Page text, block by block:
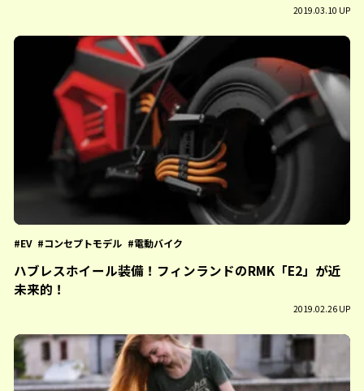
2019.03.10 UP
EV コンセプトモデル 電動バイク
ハブレスホイール装備！フィンランドのRMK「E2」が近
未来的！
2019.02.26 UP